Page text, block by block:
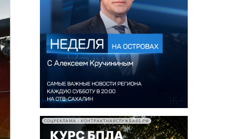
СОЦРЕКЛАМА • КОНТРАКТНАЯСЛУЖБА65.РФ